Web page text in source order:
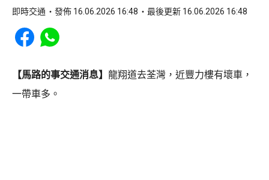
即時交通 發佈 16.06.2026 16:48 最後更新 16.06.2026 16:48
Share to Facebook
Share to WhatsApp
【馬路的事交通消息】 龍翔道去荃灣，近豐力樓有壞車，
一帶車多。